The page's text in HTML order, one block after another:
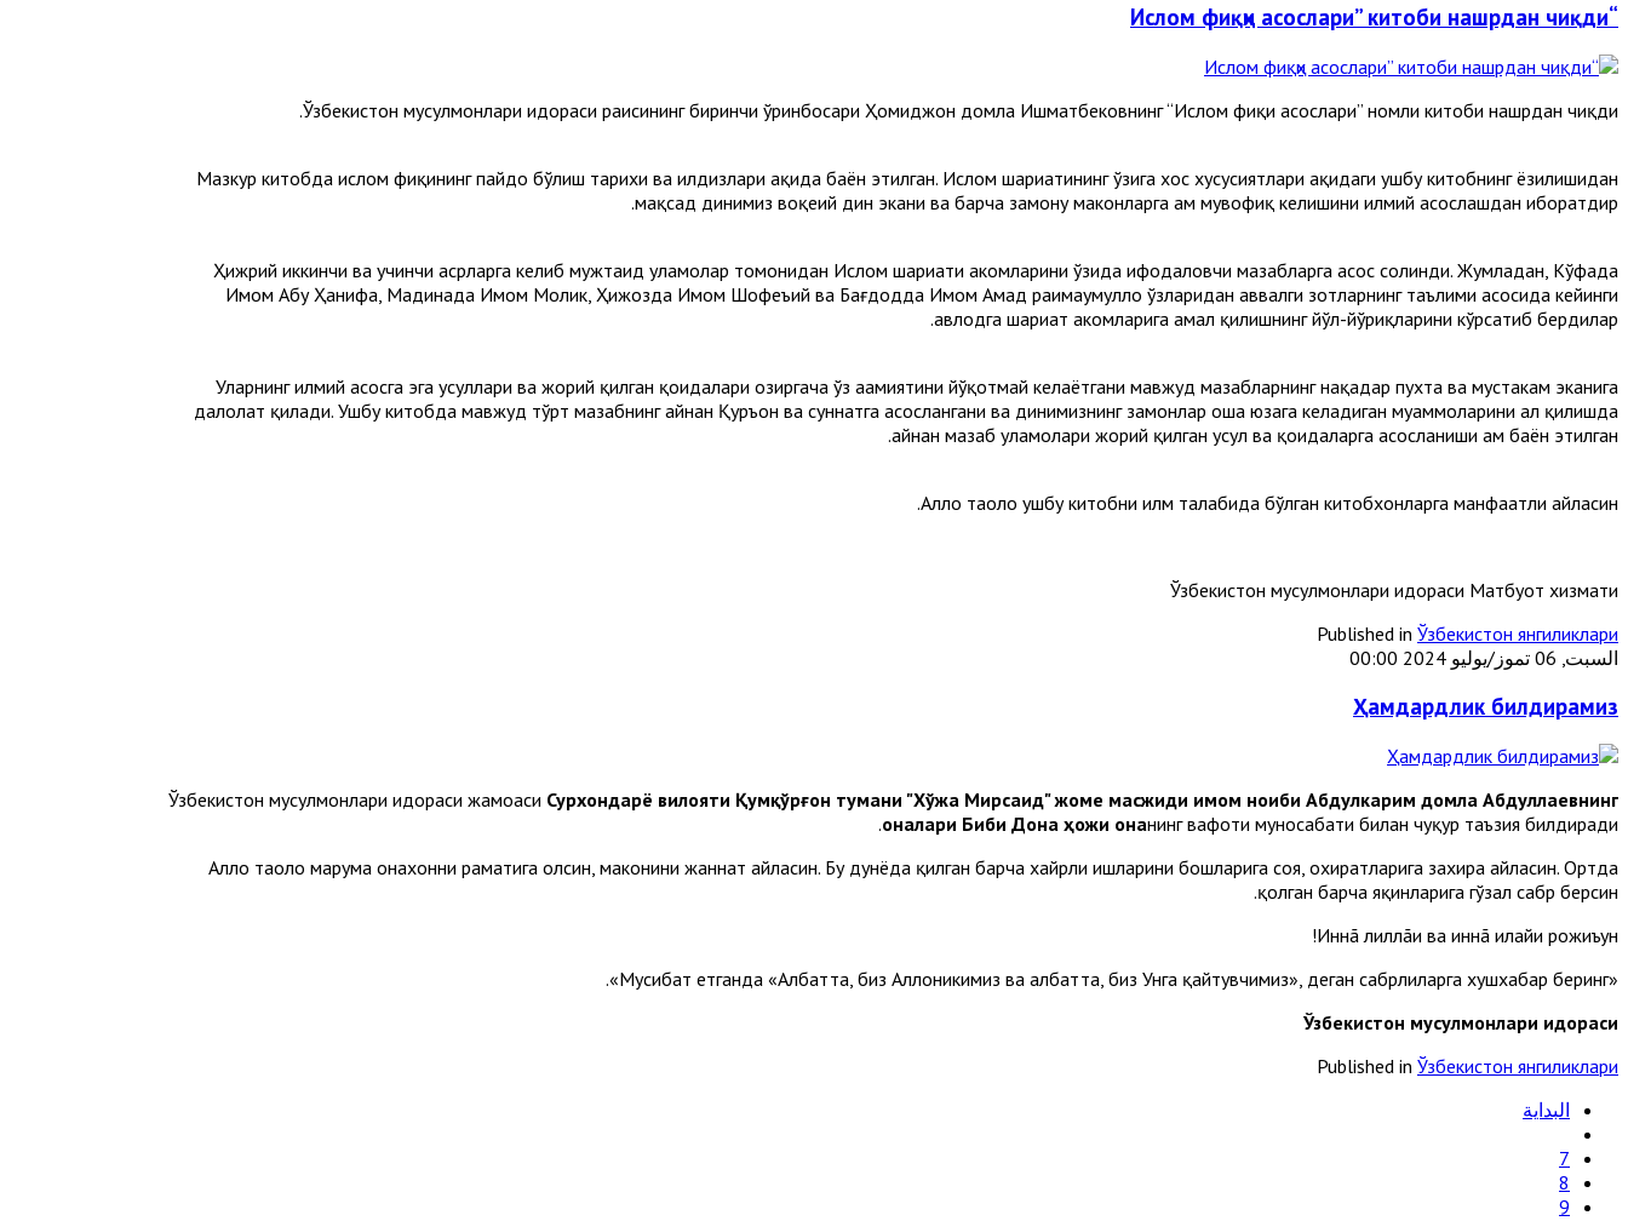
“Ислом фиқҳи асослари” китоби нашрдан чиқди
Ўзбекистон мусулмонлари идораси раисининг биринчи ўринбосари Ҳомиджон домла Ишматбековнинг “Ислом фиқҳи асослари” номли китоби нашрдан чиқди.
Мазкур китобда ислом фиқҳининг пайдо бўлиш тарихи ва илдизлари ҳақида баён этилган. Ислом шариатининг ўзига хос хусусиятлари ҳақидаги ушбу китобнинг ёзилишидан
мақсад динимиз воқеий дин экани ва барча замону маконларга ҳам мувофиқ келишини илмий асослашдан иборатдир.
Ҳижрий иккинчи ва учинчи асрларга келиб мужтаҳид уламолар томонидан Ислом шариати аҳкомларини ўзида ифодаловчи мазҳабларга асос солинди. Жумладан, Кўфада
Имом Абу Ҳанифа, Мадинада Имом Молик, Ҳижозда Имом Шофеъий ва Бағдодда Имом Аҳмад раҳимаҳумуллоҳ ўзларидан аввалги зотларнинг таълими асосида кейинги
авлодга шариат аҳкомларига амал қилишнинг йўл-йўриқларини кўрсатиб бердилар.
Уларнинг илмий асосга эга усуллари ва жорий қилган қоидалари ҳозиргача ўз аҳамиятини йўқотмай келаётгани мавжуд мазҳабларнинг нақадар пухта ва мустаҳкам эканига
далолат қилади. Ушбу китобда мавжуд тўрт мазҳабнинг айнан Қуръон ва суннатга асослангани ва динимизнинг замонлар оша юзага келадиган муаммоларини ҳал қилишда
айнан мазҳаб уламолари жорий қилган усул ва қоидаларга асосланиши ҳам баён этилган.
Аллоҳ таоло ушбу китобни илм талабида бўлган китобхонларга манфаатли айласин.
Ўзбекистон мусулмонлари идораси Матбуот хизмати
Published in Ўзбекистон янгиликлари
السبت, 06 تموز/يوليو 2024 00:00
Ҳамдардлик билдирамиз
Ўзбекистон мусулмонлари идораси жамоаси Сурхондарё вилояти Қумқўрғон тумани "Хўжа Мирсаид" жоме масжиди имом ноиби Абдулкарим домла Абдуллаевнинг
оналари Биби Дона ҳожи онанинг вафоти муносабати билан чуқур таъзия билдиради.
Аллоҳ таоло марҳума онахонни раҳматига олсин, маконини жаннат айласин. Бу дунёда қилган барча хайрли ишларини бошларига соя, охиратларига захира айласин. Ортда
қолган барча яқинларига гўзал сабр берсин.
Иннã лиллãҳи ва иннã илайҳи рожиъун!
«Мусибат етганда «Албатта, биз Аллоҳникимиз ва албатта, биз Унга қайтувчимиз», деган сабрлиларга хушхабар беринг».
Ўзбекистон мусулмонлари идораси
Published in Ўзбекистон янгиликлари
البداية
7
8
9